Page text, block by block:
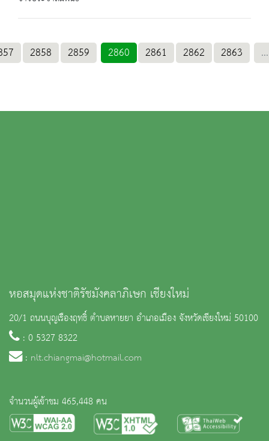
2858 2859 2860 2861 2862 2863 ...
หอสมุดแห่งชาติรัชมังคลาภิเษก เชียงใหม่
20/1 ถนนบุญเรืองฤทธิ์ ตำบลหายยา อำเภอเมือง จังหวัดเชียงใหม่ 50100
: 0 5327 8322
: nlt.chiangmai@hotmail.com
จำนวนผู้เข้าชม 465,448 คน